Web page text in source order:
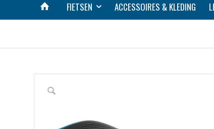
FIETSEN ACCESSOIRES & KLEDING